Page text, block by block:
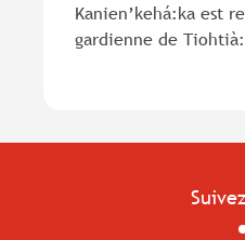
Kanien’kehá:ka est
gardienne de